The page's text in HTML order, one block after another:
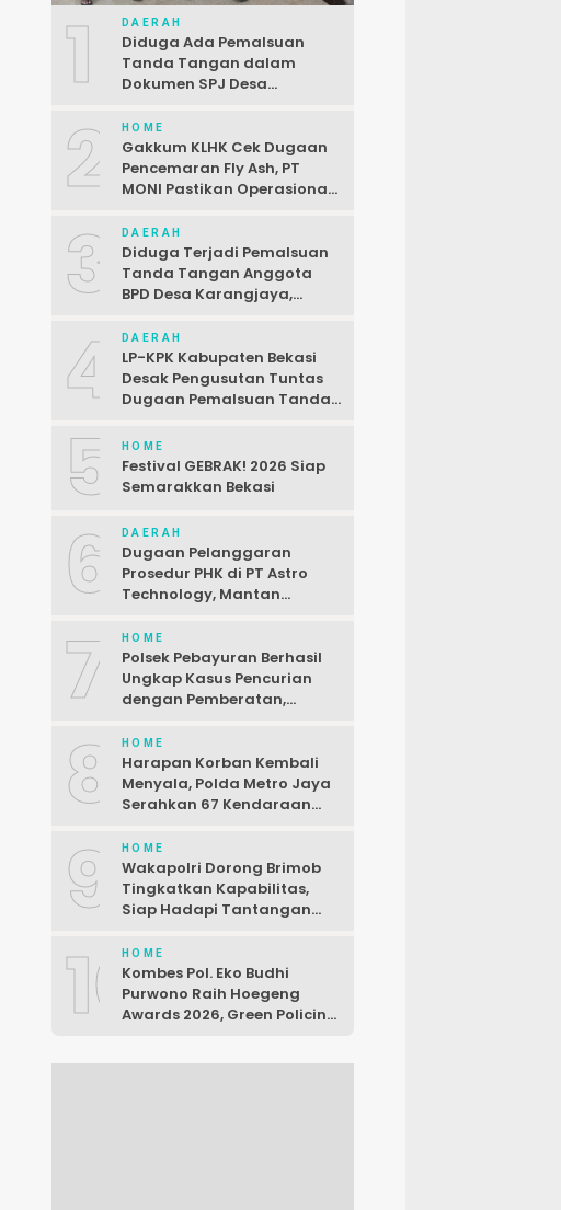
1 DAERAH
Diduga Ada Pemalsuan
Tanda Tangan dalam
Dokumen SPJ Desa
Dilaporkan ke Polda Metro
Jaya
2 HOME
Gakkum KLHK Cek Dugaan
Pencemaran Fly Ash, PT
MONI Pastikan Operasional
3 DAERAH
Diduga Terjadi Pemalsuan
Tanda Tangan Anggota
BPD Desa Karangjaya,
4 DAERAH
LP-KPK Kabupaten Bekasi
Desak Pengusutan Tuntas
Dugaan Pemalsuan Tanda
Karangjaya
5 HOME
Festival GEBRAK! 2026 Siap
Semarakkan Bekasi
6 DAERAH
Dugaan Pelanggaran
Prosedur PHK di PT Astro
Technology, Mantan
7 HOME
Polsek Pebayuran Berhasil
Ungkap Kasus Pencurian
dengan Pemberatan,
Karawang
8 HOME
Harapan Korban Kembali
Menyala, Polda Metro Jaya
Serahkan 67 Kendaraan
9 HOME
Wakapolri Dorong Brimob
Tingkatkan Kapabilitas,
Siap Hadapi Tantangan
10HOME
Kombes Pol. Eko Budhi
Purwono Raih Hoegeng
Awards 2026, Green Policing